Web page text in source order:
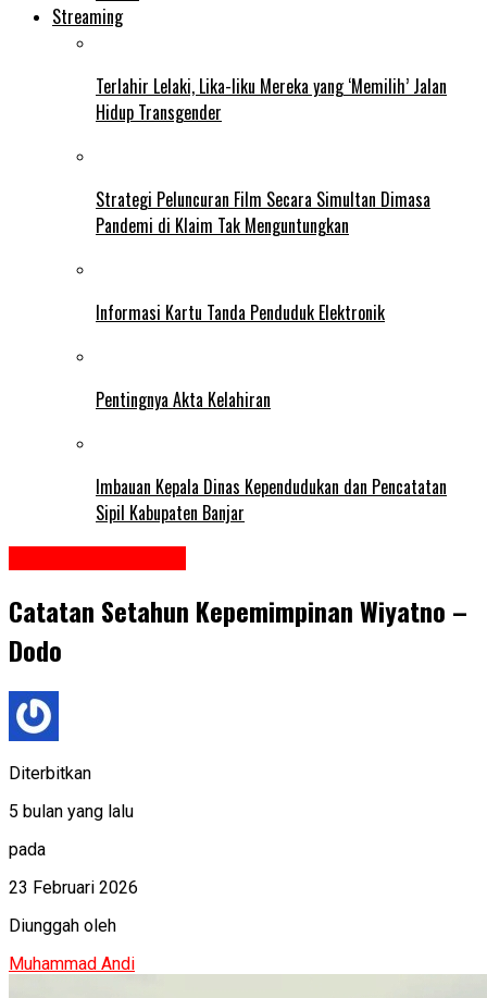
Streaming
Terlahir Lelaki, Lika-liku Mereka yang ‘Memilih’ Jalan
Hidup Transgender
Strategi Peluncuran Film Secara Simultan Dimasa
Pandemi di Klaim Tak Menguntungkan
Informasi Kartu Tanda Penduduk Elektronik
Pentingnya Akta Kelahiran
Imbauan Kepala Dinas Kependudukan dan Pencatatan
Sipil Kabupaten Banjar
Catatan Setahun Kepemimpinan Wiyatno –
Dodo
Diterbitkan
5 bulan yang lalu
pada
23 Februari 2026
Diunggah oleh
Muhammad Andi